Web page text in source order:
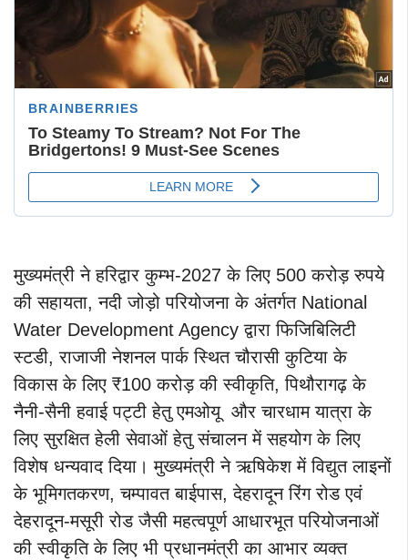
मुख्यमंत्री ने हरिद्वार कुम्भ-2027 के लिए 500 करोड़ रुपये
की सहायता, नदी जोड़ो परियोजना के अंतर्गत National
Water Development Agency द्वारा फिजिबिलिटी
स्टडी, राजाजी नेशनल पार्क स्थित चौरासी कुटिया के
विकास के लिए ₹100 करोड़ की स्वीकृति, पिथौरागढ़ के
नैनी-सैनी हवाई पट्टी हेतु एमओयू और चारधाम यात्रा के
लिए सुरक्षित हेली सेवाओं हेतु संचालन में सहयोग के लिए
विशेष धन्यवाद दिया। मुख्यमंत्री ने ऋषिकेश में विद्युत लाइनों
के भूमिगतकरण, चम्पावत बाईपास, देहरादून रिंग रोड एवं
देहरादून-मसूरी रोड जैसी महत्वपूर्ण आधारभूत परियोजनाओं
की स्वीकृति के लिए भी प्रधानमंत्री का आभार व्यक्त